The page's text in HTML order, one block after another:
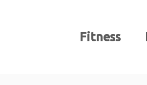
Fitness